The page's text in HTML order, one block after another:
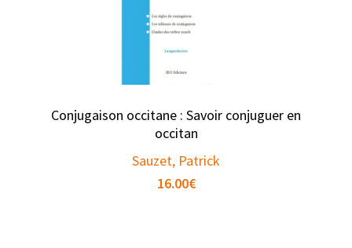
Conjugaison occitane : Savoir conjuguer en
occitan
Sauzet, Patrick
16.00€